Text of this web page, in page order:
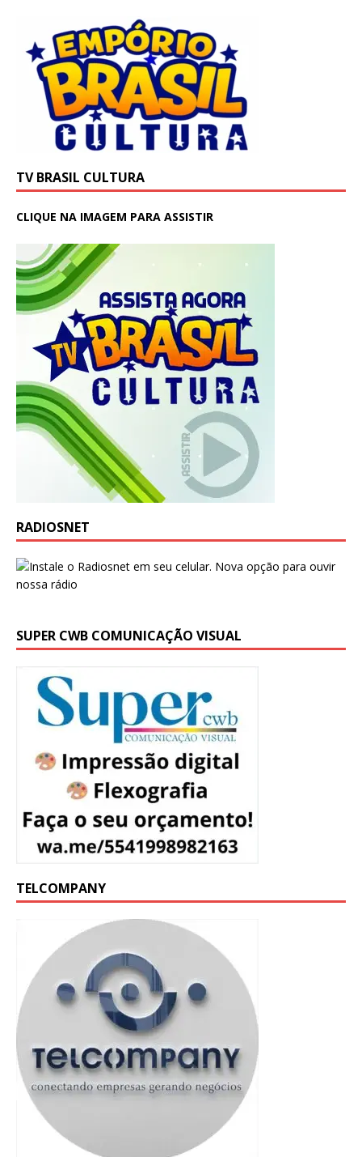
TV BRASIL CULTURA
CLIQUE NA IMAGEM PARA ASSISTIR
RADIOSNET
SUPER CWB COMUNICAÇÃO VISUAL
TELCOMPANY